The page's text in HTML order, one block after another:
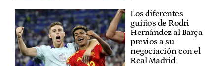
Los diferentes
guiños de Rodri
Hernández al Barça
previos a su
negociación con el
Real Madrid